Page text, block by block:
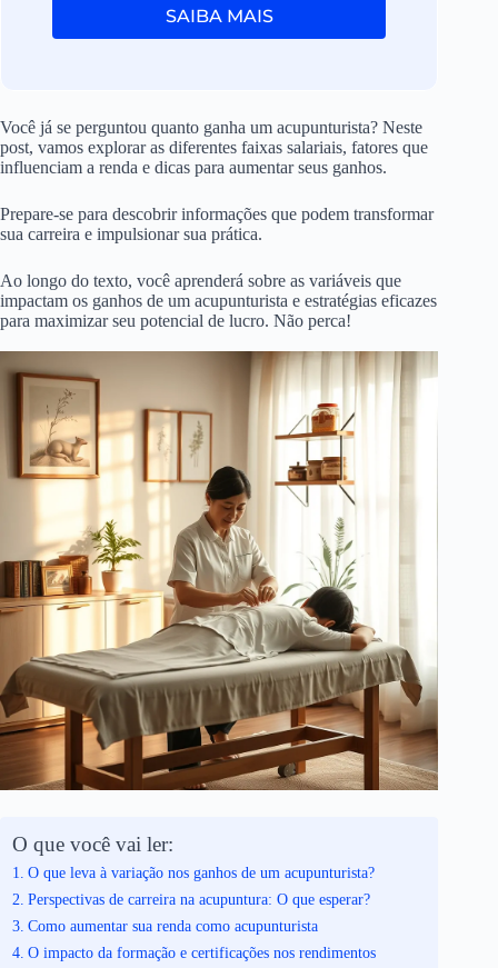
SAIBA MAIS
Você já se perguntou quanto ganha um acupunturista? Neste
post, vamos explorar as diferentes faixas salariais, fatores que
influenciam a renda e dicas para aumentar seus ganhos.
Prepare-se para descobrir informações que podem transformar
sua carreira e impulsionar sua prática.
Ao longo do texto, você aprenderá sobre as variáveis que
impactam os ganhos de um acupunturista e estratégias eficazes
para maximizar seu potencial de lucro. Não perca!
O que você vai ler:
O que leva à variação nos ganhos de um acupunturista?
Perspectivas de carreira na acupuntura: O que esperar?
Como aumentar sua renda como acupunturista
O impacto da formação e certificações nos rendimentos